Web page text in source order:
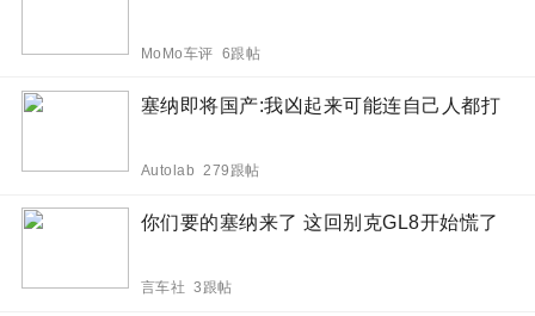
MoMo车评 6跟帖
塞纳即将国产:我凶起来可能连自己人都打
Autolab 279跟帖
你们要的塞纳来了 这回别克GL8开始慌了
言车社 3跟帖